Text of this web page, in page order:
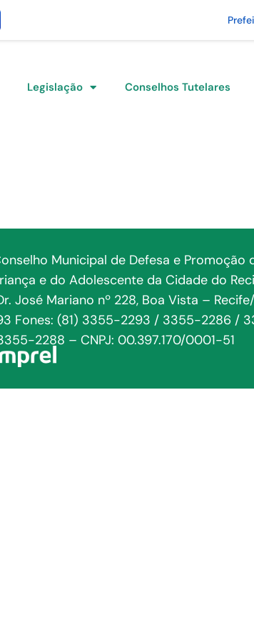
Legislação Conselhos Tutelares
Municipal de Defesa e Promoção
e do Adolescente da Cidade do
José Mariano nº 228, Boa Vista –
Fones: (81) 3355-2293 / 3355-2286 /
2288 – CNPJ: 00.397.170/0001-51